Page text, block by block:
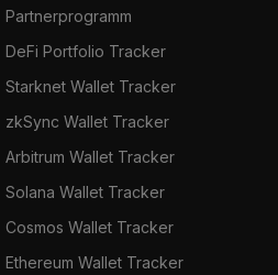
Partnerprogramm
DeFi Portfolio Tracker
Starknet Wallet Tracker
zkSync Wallet Tracker
Arbitrum Wallet Tracker
Solana Wallet Tracker
Cosmos Wallet Tracker
Ethereum Wallet Tracker